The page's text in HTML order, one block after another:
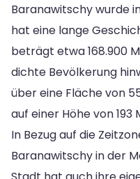
Baranawitschy wurde
hat eine lange
beträgt etwa 168.900
dichte Bevölkerung
über eine Fläche von
auf einer Höhe von 193
In Bezug auf die
Baranawitschy in der